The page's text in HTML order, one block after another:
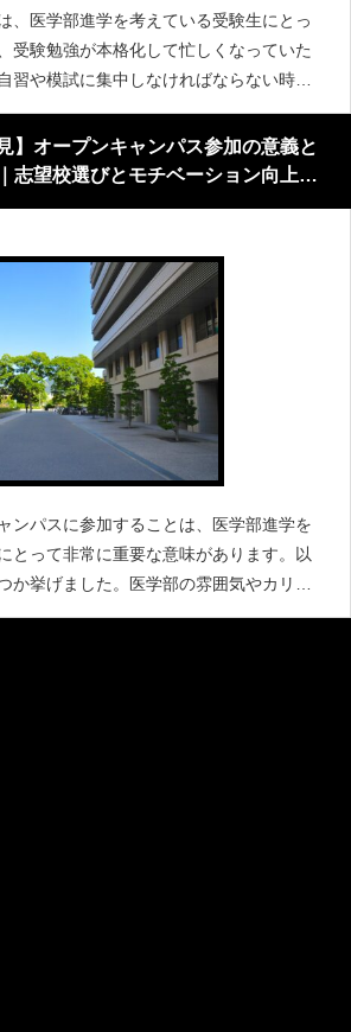
、医学部進学を考えている受験生にとっ
受験勉強が本格化して忙しくなっていた
習や模試に集中しなければならない時期
なくてもいいかどうかは、個々の状況や
ります。一般的に言えば、医学部のオー
】オープンキャンパス参加の意義と
志望校選びとモチベーション向上の
ンパスに参加することは、医学部進学を
とって非常に重要な意味があります。以
か挙げました。医学部の雰囲気やカリキ
：オープンキャンパスでは、医学部のキ